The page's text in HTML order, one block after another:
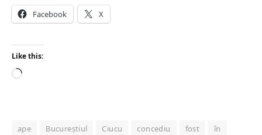
Facebook X
Like this:
Loading…
ape Bucureștiul Ciucu concediu fost
în